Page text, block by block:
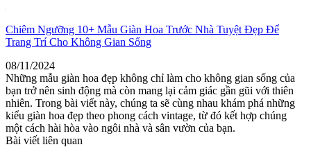
Chiêm Ngưỡng 10+ Mẫu Giàn Hoa Trước Nhà Tuyệt Đẹp Để
Trang Trí Cho Không Gian Sống
08/11/2024
Những mẫu giàn hoa đẹp không chỉ làm cho không gian sống của
bạn trở nên sinh động mà còn mang lại cảm giác gần gũi với thiên
nhiên. Trong bài viết này, chúng ta sẽ cùng nhau khám phá những
kiểu giàn hoa đẹp theo phong cách vintage, từ đó kết hợp chúng
một cách hài hòa vào ngôi nhà và sân vườn của bạn.
Bài viết liên quan